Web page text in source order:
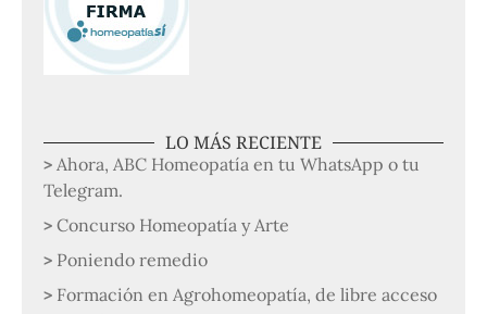
LO MÁS RECIENTE
Ahora, ABC Homeopatía en tu WhatsApp o tu
Telegram.
Concurso Homeopatía y Arte
Poniendo remedio
Formación en Agrohomeopatía, de libre acceso